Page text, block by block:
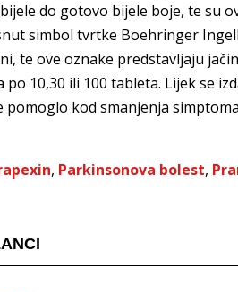
do gotovo bijele boje, te su
simbol tvrtke Boehringer
te ove oznake predstavljaju
po 10,30 ili 100 tableta. Lijek se
pomoglo kod smanjenja
, Parkinsonova bolest,